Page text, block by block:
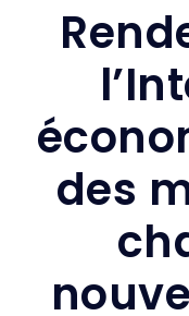
des